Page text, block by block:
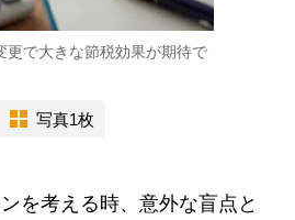
更で大きな節税効果が期待で
写真1枚
を考える時、意外な盲点と